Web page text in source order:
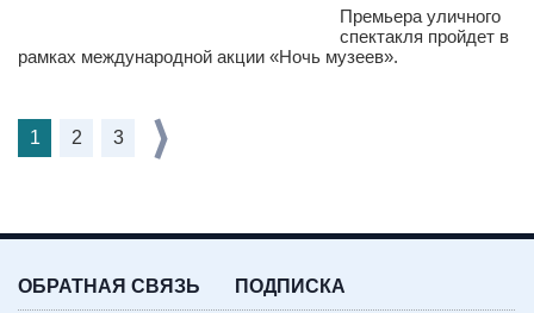
Премьера уличного
спектакля пройдет в
рамках международной акции «Ночь музеев».
1 2 3
ОБРАТНАЯ СВЯЗЬ ПОДПИСКА